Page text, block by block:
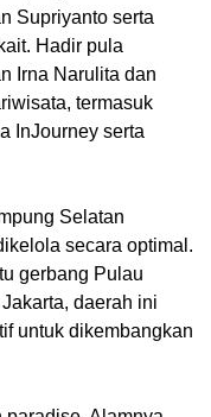
Supriyanto serta
Hadir pula
Irna Narulita dan
termasuk
InJourney serta
Selatan
secara optimal.
gerbang Pulau
daerah ini
untuk dikembangkan